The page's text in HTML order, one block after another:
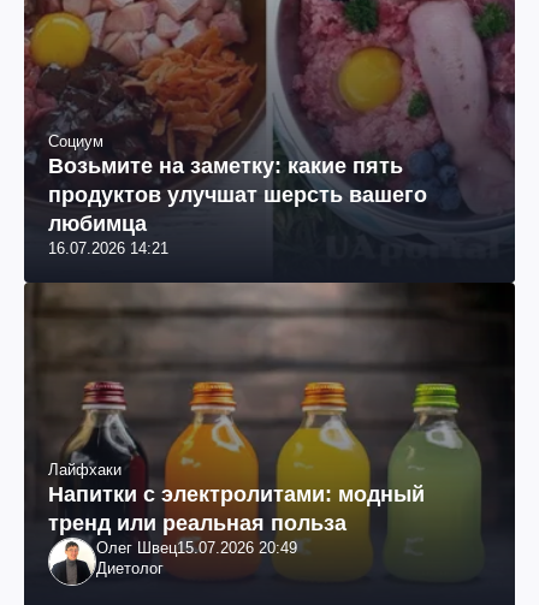
Социум
Возьмите на заметку: какие пять
продуктов улучшат шерсть вашего
любимца
16.07.2026 14:21
Лайфхаки
Напитки с электролитами: модный
тренд или реальная польза
Олег Швец15.07.2026 20:49
Диетолог